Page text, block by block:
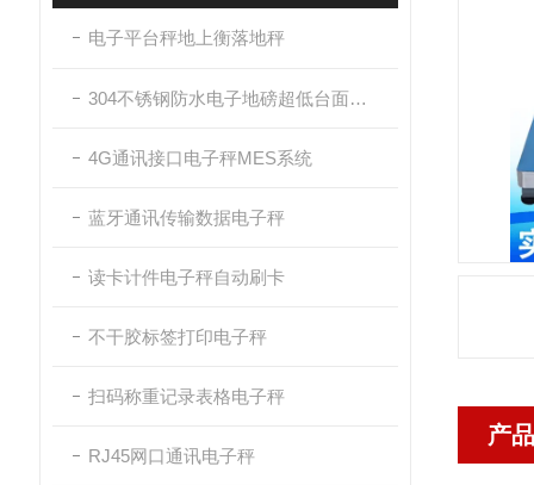
电子平台秤地上衡落地秤
304不锈钢防水电子地磅超低台面带斜坡
4G通讯接口电子秤MES系统
蓝牙通讯传输数据电子秤
读卡计件电子秤自动刷卡
不干胶标签打印电子秤
扫码称重记录表格电子秤
RJ45网口通讯电子秤
产